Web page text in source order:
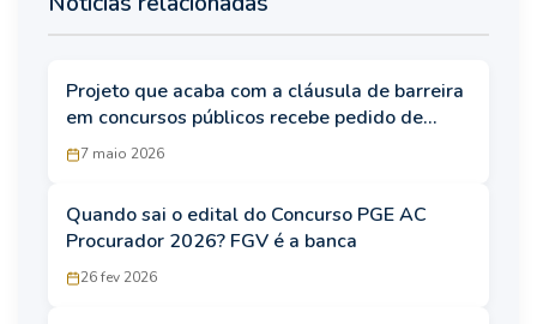
Projeto que acaba com a cláusula de barreira
em concursos públicos recebe pedido de
urgência na Câmara
7 maio 2026
Quando sai o edital do Concurso PGE AC
Procurador 2026? FGV é a banca
26 fev 2026